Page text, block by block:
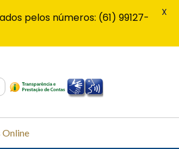
Online
pelos números: (61) 99127-
X